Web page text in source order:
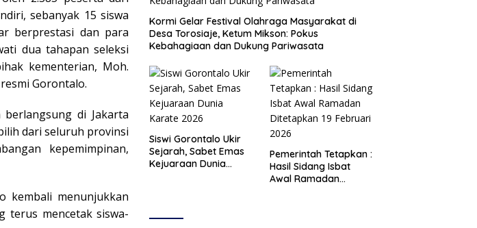
sebanyak 15 siswa
berprestasi dan para
dua tahapan seleksi
kementerian, Moh.
Gorontalo.
di Jakarta
dari seluruh provinsi
kepemimpinan,
kembali menunjukkan
terus mencetak siswa-
Kormi Gelar Festival Olahraga Masyarakat di
Desa Torosiaje, Ketum Mikson: Pokus
Kebahagiaan dan Dukung Pariwasata
Siswi Gorontalo Ukir
Sejarah, Sabet Emas
Kejuaraan Dunia
Pemerintah Tetapkan :
Hasil Sidang Isbat
Awal Ramadan